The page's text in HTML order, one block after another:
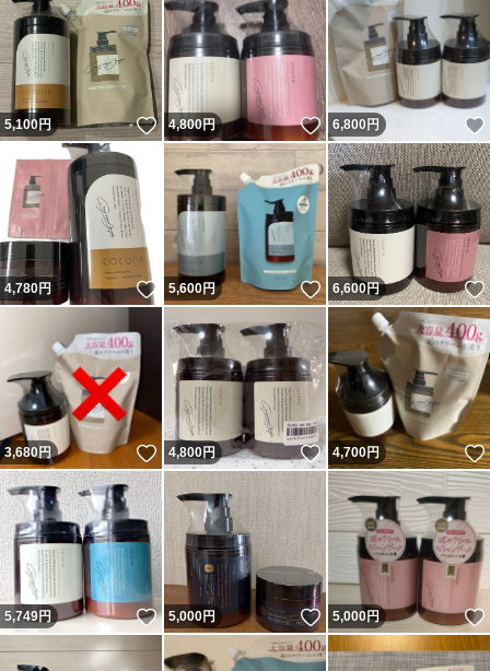
5,100円 いいね！
4,800円 いいね！
6,800円
4,780円 いいね！
5,600円 いいね！
6,600円
3,680円 いいね！
4,800円 いいね！
4,700円
5,749円 いいね！
5,000円 いいね！
5,000円